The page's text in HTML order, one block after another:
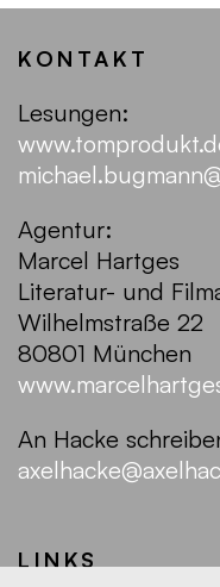
KONTAKT
Lesungen:
Agentur:
Marcel Hartges
Literatur- und
Wilhelmstraße 22
80801 München
An Hacke
LINKS